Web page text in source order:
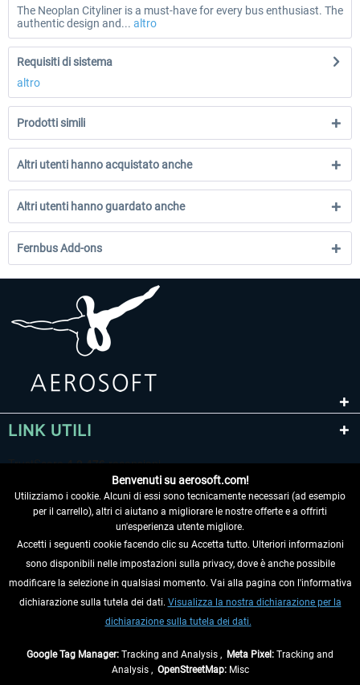
The Neoplan Cityliner is a must-have for every bus enthusiast. The
authentic design and... altro
Requisiti di sistema
altro
Prodotti simili
Altri utenti hanno acquistato anche
Altri utenti hanno guardato anche
Fernbus Add-ons
LINK UTILI
RECEDERE DAL CONTRATTO
INFORMAZIONI
Benvenuti su aerosoft.com!
Utilizziamo i cookie. Alcuni di essi sono tecnicamente necessari (ad esempio
per il carrello), altri ci aiutano a migliorare le nostre offerte e a offrirti
un'esperienza utente migliore.
Accetti i seguenti cookie facendo clic su Accetta tutto. Ulteriori informazioni
sono disponibili nelle impostazioni sulla privacy, dove è anche possibile
modificare la selezione in qualsiasi momento. Vai alla pagina con l'informativa
dichiarazione sulla tutela dei dati. Visualizza la nostra dichiarazione per la
dichiarazione sulla tutela dei dati.
Google Tag Manager: Tracking and Analysis , Meta Pixel: Tracking and
Analysis , OpenStreetMap:Misc